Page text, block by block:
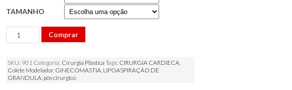
TAMANHO
Ginecomastia
quantidade
Comprar
SKU: 901 Categoria: Cirurgia Plástica Tags: CIRURGIA CARDIECA,
Colete Modelador, GINECOMASTIA, LIPOASPIRAÇÃO DE
GRANDULA, pós cirurgico